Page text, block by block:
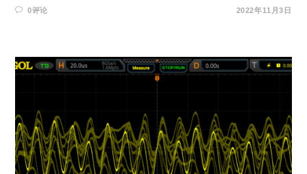
0评论 2022年11月3日